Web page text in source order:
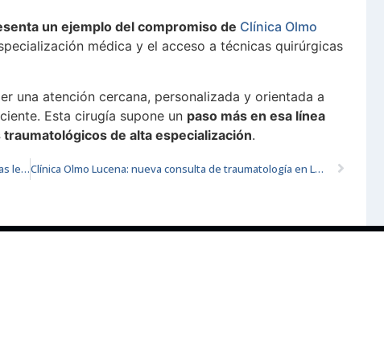
un ejemplo del compromiso de Clínica Olmo
médica y el acceso a técnicas quirúrgicas
una atención cercana, personalizada y orientada a
Esta cirugía supone un paso más en esa línea
de alta especialización.
Medicina deportiva y traumatología: cómo se abordan las lesiones deportivas y cómo prevenir recaídas Clínica Olmo Lucena: nueva consulta de traumatología en Lucena